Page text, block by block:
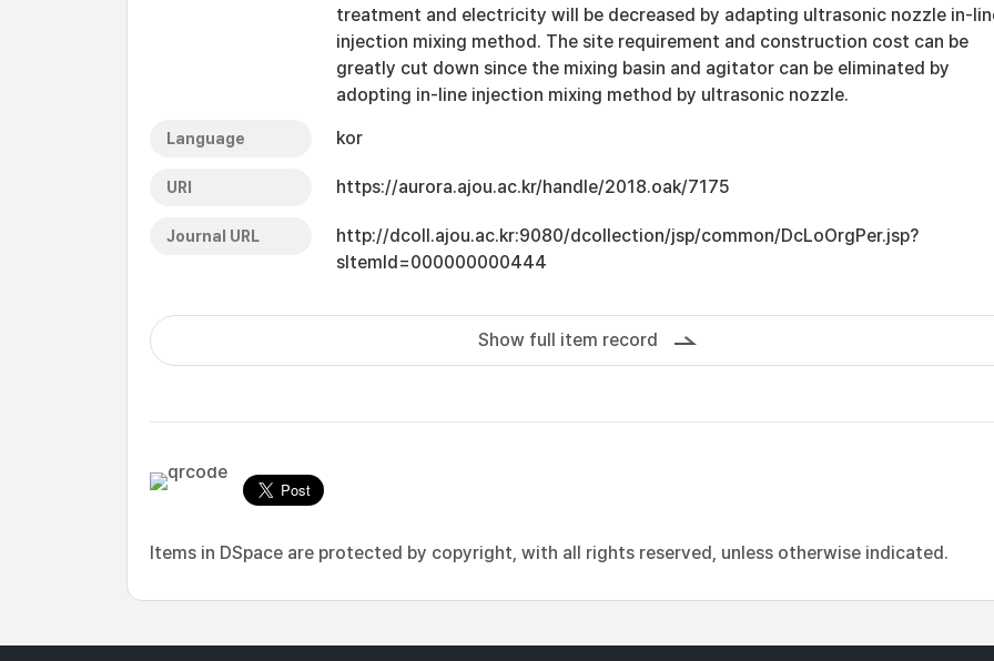
treatment and electricity will be decreased by adapting ultrasonic nozzle in-
injection mixing method. The site requirement and construction cost can be
greatly cut down since the mixing basin and agitator can be eliminated by
adopting in-line injection mixing method by ultrasonic nozzle.
Language kor
URI https://aurora.ajou.ac.kr/handle/2018.oak/7175
Journal URL
http://dcoll.ajou.ac.kr:9080/dcollection/jsp/common/DcLoOrgPer.jsp?
sItemId=000000000444
Show full item record
Items in DSpace are protected by copyright, with all rights reserved, unless otherwise indicated.